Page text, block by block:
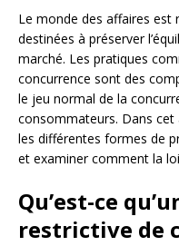
Le monde des affaires est
destinées à préserver
marché. Les pratiques
concurrence sont des
le jeu normal de la
consommateurs. Dans cet
les différentes formes de
et examiner comment la
Qu’est-ce
restrictive de